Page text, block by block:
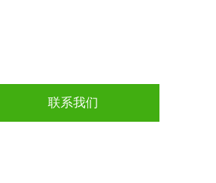
联系我们